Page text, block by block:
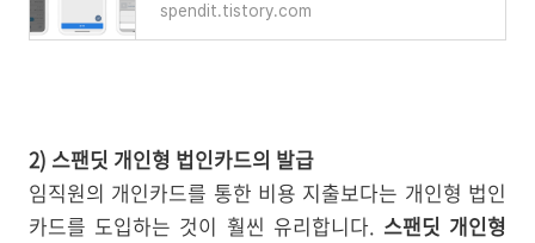
spendit.tistory.com
2) 스팬딧 개인형 법인카드의 발급
임직원의 개인카드를 통한 비용 지출보다는 개인형 법인
카드를 도입하는 것이 훨씬 유리합니다. 스팬딧 개인형